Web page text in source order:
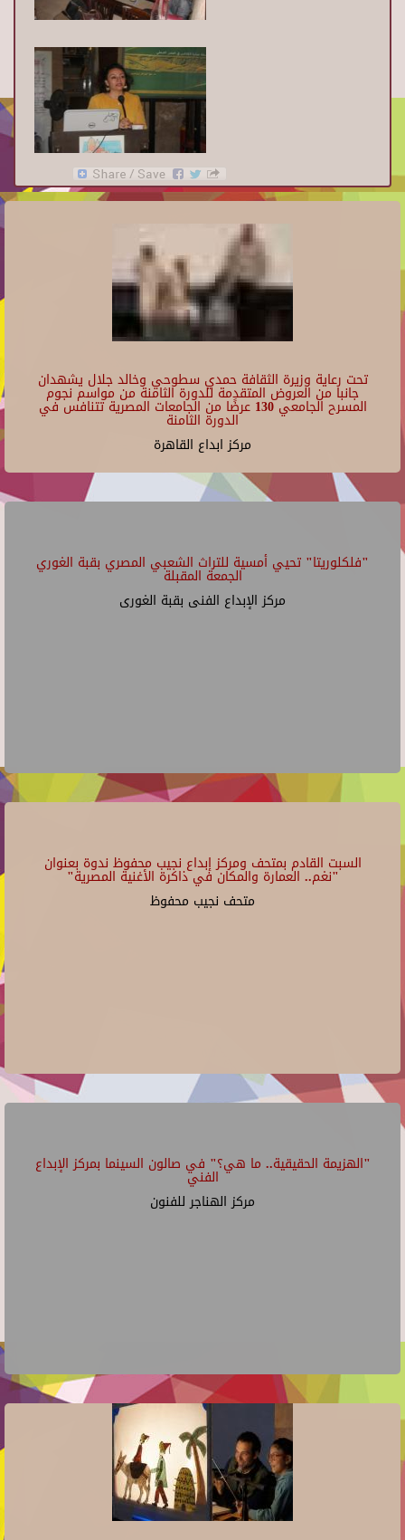
تحت رعاية وزيرة الثقافة حمدي سطوحي وخالد جلال يشهدان
جانبا من العروض المتقدمة للدورة الثامنة من مواسم نجوم
المسرح الجامعي 130 عرضًا من الجامعات المصرية تتنافس في
الدورة الثامنة
مركز ابداع القاهرة
"فلكلوريتا" تحيي أمسية للتراث الشعبي المصري بقبة الغوري
الجمعة المقبلة
مركز الإبداع الفنى بقبة الغورى
السبت القادم بمتحف ومركز إبداع نجيب محفوظ ندوة بعنوان
"نغم.. العمارة والمكان في ذاكرة الأغنية المصرية"
متحف نجيب محفوظ
"الهزيمة الحقيقية.. ما هي؟" في صالون السينما بمركز الإبداع
الفني
مركز الهناجر للفنون